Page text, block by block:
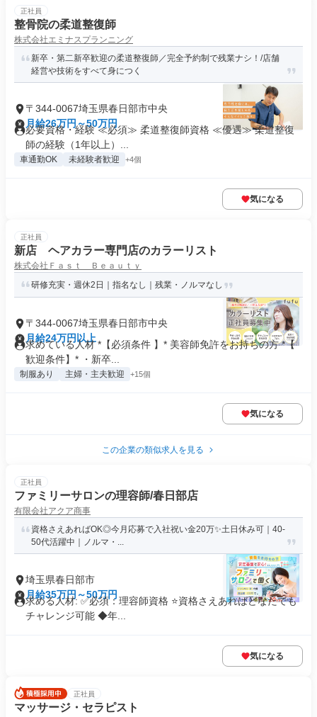
正社員
整骨院の柔道整復師
株式会社エミナスプランニング
新卒・第二新卒歓迎の柔道整復師／完全予約制で残業ナシ！/店舗
経営や技術をすべて身につく
〒344-0067埼玉県春日部市中央
月給26万円～50万円
必要資格・経験 ≪必須≫ 柔道整復師資格 ≪優遇≫ 柔道整復
師の経験（1年以上）...
車通勤OK 未経験者歓迎 +4個
気になる
正社員
新店 ヘアカラー専門店のカラーリスト
株式会社Ｆａｓｔ Ｂｅａｕｔｙ
研修充実・週休2日｜指名なし｜残業・ノルマなし
〒344-0067埼玉県春日部市中央
月給24万円以上
求めている人材 *【必須条件 】* 美容師免許をお持ちの方 *【
歓迎条件】* ・新卒...
制服あり 主婦・主夫歓迎 +15個
気になる
この企業の類似求人を見る
正社員
ファミリーサロンの理容師/春日部店
有限会社アクア商事
資格さえあればOK◎今月応募で入社祝い金20万✨️土日休み可｜40-
50代活躍中｜ノルマ・...
埼玉県春日部市
月給35万円～50万円
求める人材: ✅必須：理容師資格 ⭐️資格さえあればどなたでも
チャレンジ可能 ◆年...
気になる
正社員
マッサージ・セラピスト